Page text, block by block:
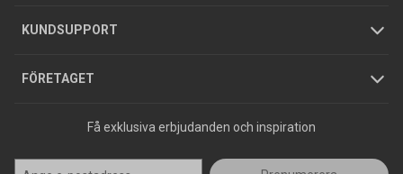
KUNDSUPPORT
Varumärken
FÖRETAGET
Jobba hos oss
Press
Få exklusiva erbjudanden och inspiration